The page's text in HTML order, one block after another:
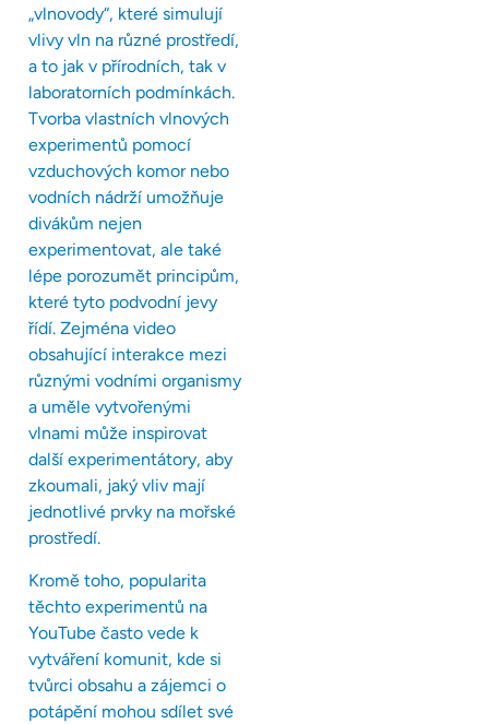
„vlnovody“, které simulují
vlivy vln na různé prostředí,
a to jak v přírodních, tak v
laboratorních podmínkách.
Tvorba vlastních vlnových
experimentů pomocí
vzduchových komor nebo
vodních nádrží umožňuje
divákům nejen
experimentovat, ale také
lépe porozumět principům,
které tyto podvodní jevy
řídí. Zejména video
obsahující interakce mezi
různými vodními organismy
a uměle vytvořenými
vlnami může inspirovat
další experimentátory, aby
zkoumali, jaký vliv mají
jednotlivé prvky na mořské
prostředí.
Kromě toho, popularita
těchto experimentů na
YouTube často vede k
vytváření komunit, kde si
tvůrci obsahu a zájemci o
potápění mohou sdílet své